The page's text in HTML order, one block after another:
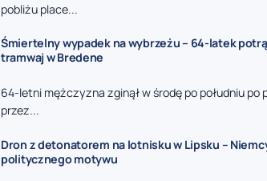
pobliżu place...
Śmiertelny wypadek na wybrzeżu – 64-latek
tramwaj w Bredene
64-letni mężczyzna zginął w środę po południu po
przez...
Dron z detonatorem na lotnisku w Lipsku –
politycznego motywu